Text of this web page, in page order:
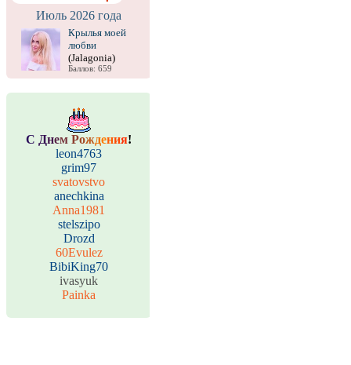
Июль 2026 года
Крылья моей
любви
(Jalagonia)
Баллов: 659
С Днем Рождения!
leon4763
grim97
svatovstvo
anechkina
Anna1981
stelszipo
Drozd
60Evulez
BibiKing70
ivasyuk
Painka